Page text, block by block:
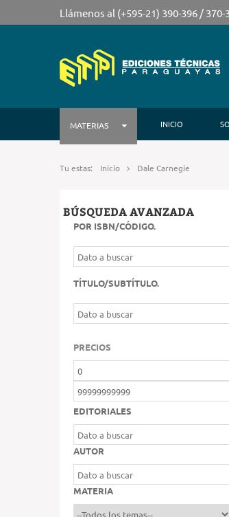
Llámenos al (+595-21) 390-396 /
MATERIAS INICIO
Tu estas: Inicio Dale Carnegie
BÚSQUEDA AVANZADA
POR ISBN/CÓDIGO.
TÍTULO/SUBTÍTULO.
PRECIOS
EDITORIALES
AUTOR
MATERIA